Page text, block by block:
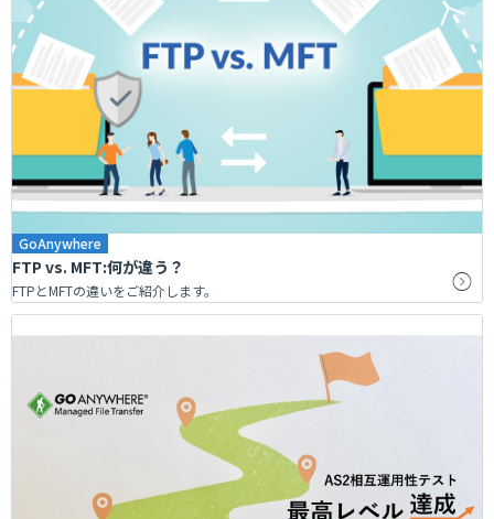
GoAnywhere
FTP vs. MFT:何が違う？
FTPとMFTの違いをご紹介します。